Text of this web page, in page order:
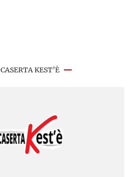
CASERTA KEST’È